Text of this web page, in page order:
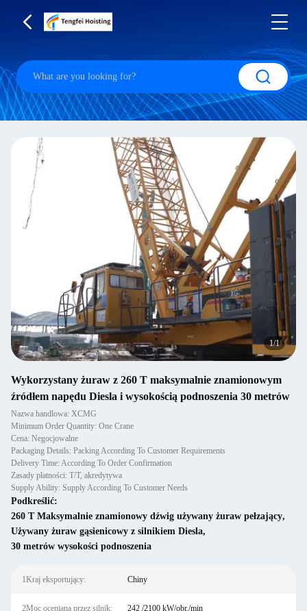
1/1
Wykorzystany żuraw z 260 T maksymalnie znamionowym
źródłem napędu Diesla i wysokością podnoszenia 30 metrów
Nazwa handlowa: XCMG
Minimum Order Quantity: One Crane
Cena: Negocjowalne
Packaging Details: Packing According To Customer Requirements
Delivery Time: According To Order Confirmation
Zasady płatności: T/T, akredytywa
Supply Ability: Supply According To Customer Needs
Podkreślić:
260 T Maksymalnie znamionowy dźwig używany żuraw pełzający,
Używany żuraw gąsienicowy z silnikiem Diesla,
30 metrów wysokości podnoszenia
1Kraj eksportujący: Chiny
2Moc oceniana przez silnik: 242 /2100 kW/obr./min